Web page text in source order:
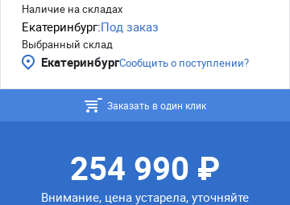
Наличие на складах
Екатеринбург:Под заказ
Выбранный склад
ЕкатеринбургСообщить о поступлении?
Заказать в один клик
254 990 ₽
Внимание, цена устарела, уточняйте